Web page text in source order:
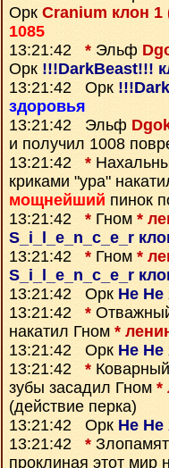
Орк Cranium клон 1
1085
13:21:42 * Эльф
Орк !!!DarkBeast!!!
13:21:42 Орк
здоровья
13:21:42 Эльф
и получил 1008
13:21:42 *
криками "ура"
мощнейший пинок
13:21:42 * Гном *
S_i_l_e_n_c_e_r
13:21:42 * Гном *
S_i_l_e_n_c_e_r
13:21:42 Орк Не
13:21:42 *
накатил Гном *
13:21:42 Орк Не Не
13:21:42 *
зубы засадил Гном *
(действие перка)
13:21:42 Орк Не Не
13:21:42 *
проклиная этот мир